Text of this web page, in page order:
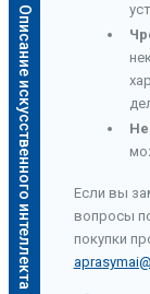
Описание искусственного интеллекта
Если вы
вопросы
покупки